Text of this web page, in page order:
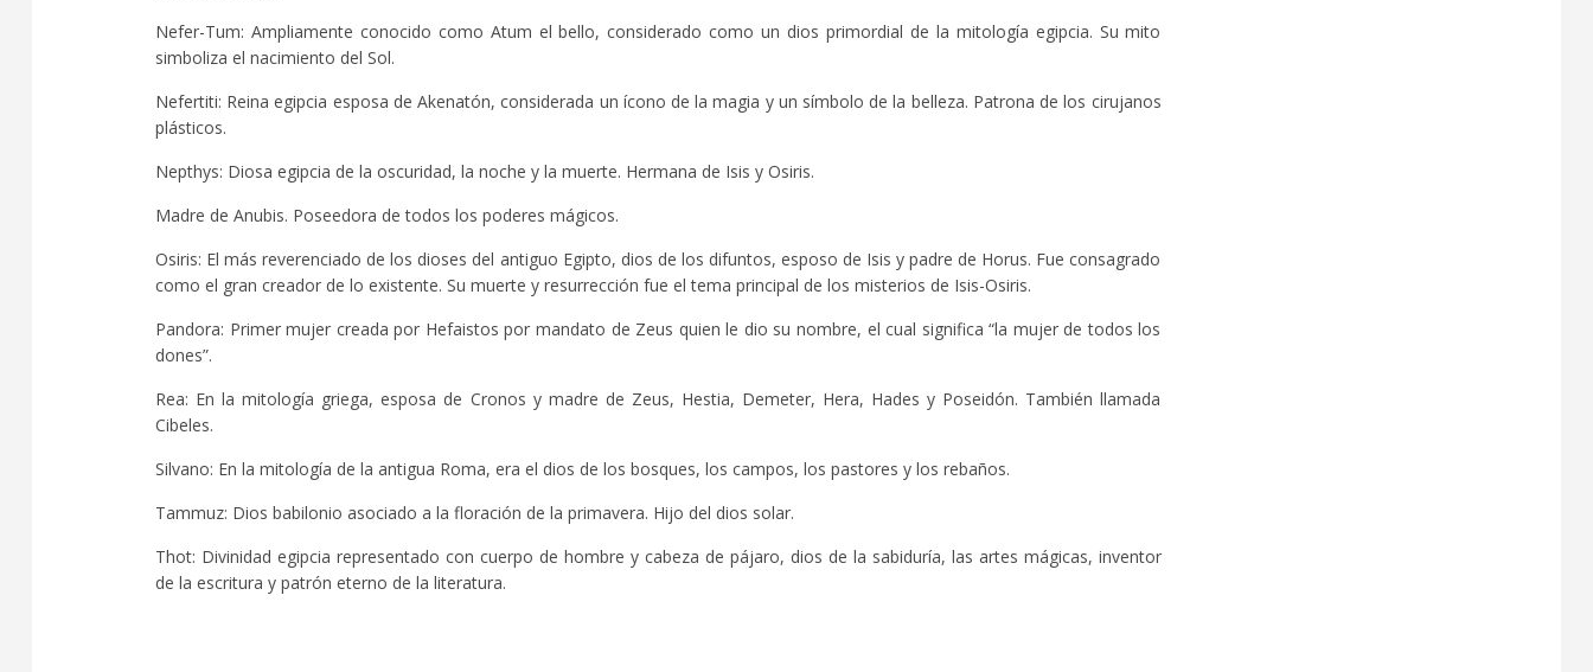
Nefer-Tum: Ampliamente conocido como Atum el bello, considerado como un dios primordial de la mitología egipcia. Su mito
simboliza el nacimiento del Sol.
Nefertiti: Reina egipcia esposa de Akenatón, considerada un ícono de la magia y un símbolo de la belleza. Patrona de los cirujanos
plásticos.
Nepthys: Diosa egipcia de la oscuridad, la noche y la muerte. Hermana de Isis y Osiris.
Madre de Anubis. Poseedora de todos los poderes mágicos.
Osiris: El más reverenciado de los dioses del antiguo Egipto, dios de los difuntos, esposo de Isis y padre de Horus. Fue consagrado
como el gran creador de lo existente. Su muerte y resurrección fue el tema principal de los misterios de Isis-Osiris.
Pandora: Primer mujer creada por Hefaistos por mandato de Zeus quien le dio su nombre, el cual significa “la mujer de todos los
dones”.
Rea: En la mitología griega, esposa de Cronos y madre de Zeus, Hestia, Demeter, Hera, Hades y Poseidón. También llamada
Cibeles.
Silvano: En la mitología de la antigua Roma, era el dios de los bosques, los campos, los pastores y los rebaños.
Tammuz: Dios babilonio asociado a la floración de la primavera. Hijo del dios solar.
Thot: Divinidad egipcia representado con cuerpo de hombre y cabeza de pájaro, dios de la sabiduría, las artes mágicas, inventor
de la escritura y patrón eterno de la literatura.